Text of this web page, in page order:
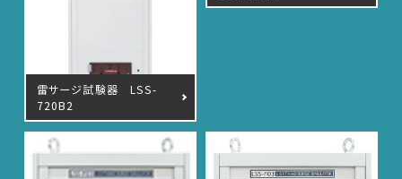
雷サージ試験器 LSS-
720B2